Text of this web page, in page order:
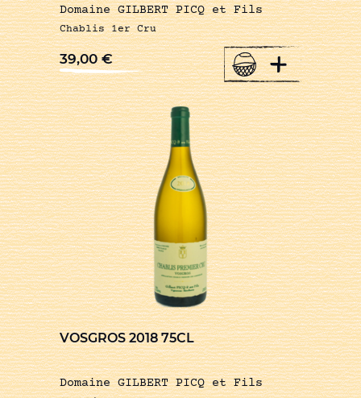
Domaine GILBERT PICQ et Fils
Chablis 1er Cru
39,00€ +
VOSGROS 2018 75CL
Domaine GILBERT PICQ et Fils